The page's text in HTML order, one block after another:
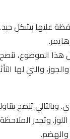
عليها بشكل
الموضوع،
والتي لها
وبالتالي يُنصح
يكفي أكل حوالى 10 حبات
والهضم.